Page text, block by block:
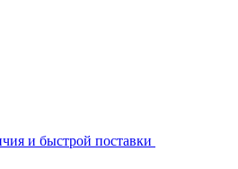
и быстрой поставки